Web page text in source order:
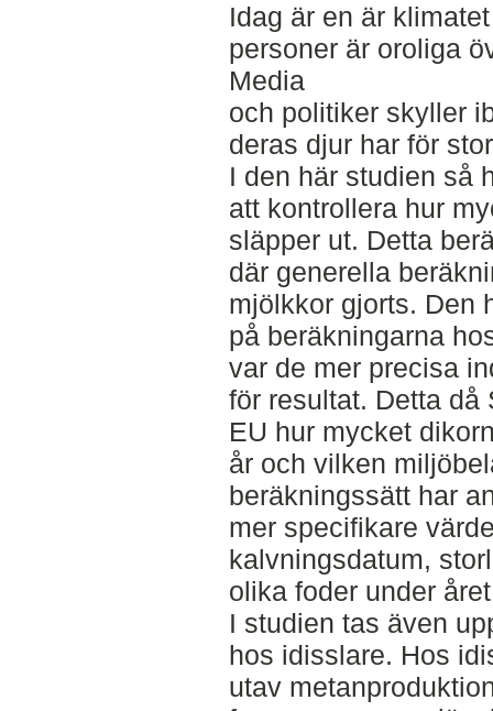
Idag är en är
personer är oroliga
Media
och politiker skyller
deras djur har för
I den här studien så
att kontrollera hur
släpper ut. Detta
där generella
mjölkkor gjorts. Den
på beräkningarna
var de mer precisa
för resultat. Detta då
EU hur mycket
år och vilken
beräkningssätt har
mer specifikare
kalvningsdatum,
olika foder under
I studien tas även
hos idisslare. Hos
utav